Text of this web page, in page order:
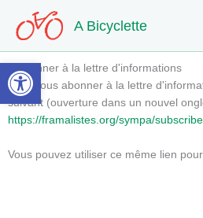
Ouvrir la barre d’outils
contenu
A Bicyclette
S'abonner à la lettre d'informations
Pour vous abonner à la lettre
suivant (ouverture dans un nouvel
https://framalistes.org/sympa/
Vous pouvez utiliser ce même lien